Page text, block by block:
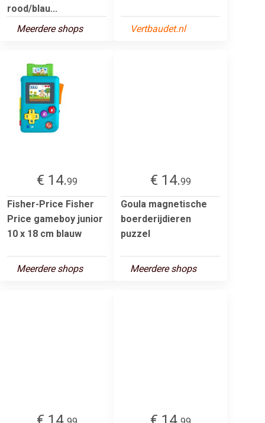
rood/blau...
Meerdere shops
Vertbaudet.nl
€ 14.99
Fisher-Price Fisher
Price gameboy junior
10 x 18 cm blauw
Meerdere shops
€ 14.99
Goula magnetische
boerderijdieren
puzzel
Meerdere shops